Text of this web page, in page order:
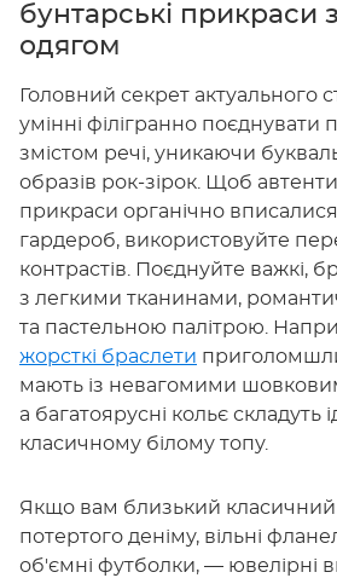
бунтарські прикраси
одягом
Головний секрет актуального
умінні філігранно поєднувати
змістом речі, уникаючи
образів рок-зірок. Щоб
прикраси органічно вписалися
гардероб, використовуйте
контрастів. Поєднуйте важкі,
з легкими тканинами,
та пастельною палітрою.
жорсткі браслети
мають із невагомими
а багатоярусні кольє складуть
класичному білому топу.
Якщо вам близький
потертого деніму, вільні
об'ємні футболки, — ювелірні